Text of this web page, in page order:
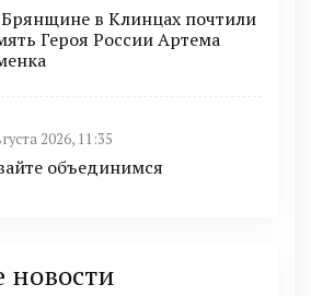
в Клинцах почтили
Героя России Артема
2026, 11:35
объединимся
новости